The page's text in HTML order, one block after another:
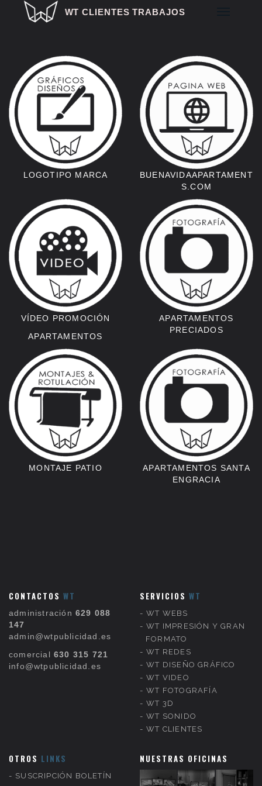
WT CLIENTES TRABAJOS
COMERCIO ONLINE
EMPRESAS
AGENCIAS
HOSTELERÍA OCIO
NOCTURNO
HOSTELERÍA
ESTÉTICA Y SALUD
COMERCIOS
GRANDES PROYECTOS
LOGOTIPO MARCA
BUENAVIDAAPARTAMENT
S.COM
VÍDEO PROMOCIÓN
APARTAMENTOS
APARTAMENTOS
PRECIADOS
MONTAJE PATIO
APARTAMENTOS SANTA
ENGRACIA
CONTACTOS WT
administración 629 088
147
admin@wtpublicidad.es
comercial 630 315 721
info@wtpublicidad.es
SERVICIOS WT
WT WEBS
WT IMPRESIÓN Y GRAN
FORMATO
WT REDES
WT DISEÑO GRÁFICO
WT VIDEO
WT FOTOGRAFÍA
WT 3D
WT SONIDO
WT CLIENTES
OTROS LINKS
SUSCRIPCIÓN BOLETÍN
NUESTRAS OFICINAS